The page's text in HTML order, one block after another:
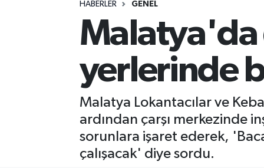
HABERLER GENEL
Malatya'da
yerlerinde
Malatya Lokantacılar ve
ardından çarşı merkezinde
sorunlara işaret ederek,
çalışacak' diye sordu.